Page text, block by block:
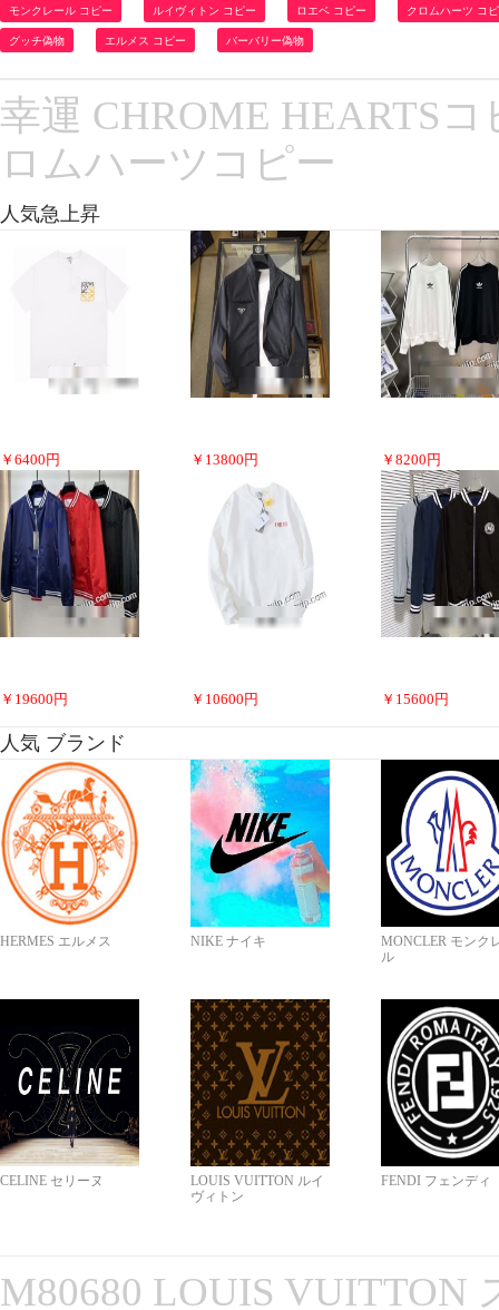
モンクレール コピー ルイヴィトン コピー ロエベ コピー クロムハーツ コ
グッチ偽物 エルメス コピー バーバリー偽物
幸運 CHROME HEARTS
ロムハーツコピー
人気急上昇
￥ 6400 円 ￥ 13800 円 ￥ 8200 円
￥ 19600 円 ￥ 10600 円 ￥ 15600 円
人気 ブランド
HERMES エルメス NIKE ナイキ
MONCLER モンク
ル
CELINE セリーヌ
LOUIS VUITTON ルイ
ヴィトン
FENDI フェンディ
M80680 LOUIS VUITTON